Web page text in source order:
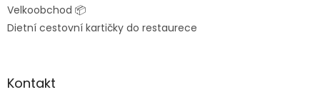
Velkoobchod 📦
Dietní cestovní kartičky do restaurece
Kontakt